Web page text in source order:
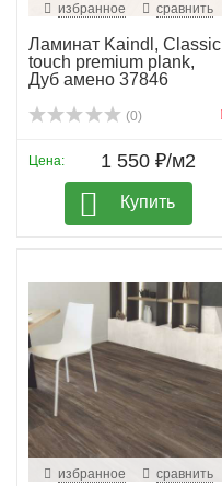
избранное сравнить
Ламинат Kaindl, Classic
touch premium plank,
Дуб амено 37846
(0)
Цена: 1 550 ₽/м2
Купить
избранное сравнить